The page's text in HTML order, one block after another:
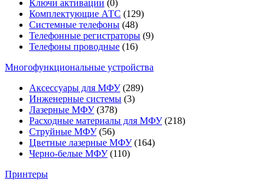
Ключи активации (0)
Комплектующие АТС (129)
Системные телефоны (48)
Телефонные регистраторы (9)
Телефоны проводные (16)
Многофункциональные устройства
Аксессуары для МФУ(289)
Инженерные системы (3)
Лазерные МФУ(378)
Расходные материалы для МФУ(218)
Струйные МФУ(56)
Цветные лазерные МФУ(164)
Черно-белые МФУ(110)
Принтеры